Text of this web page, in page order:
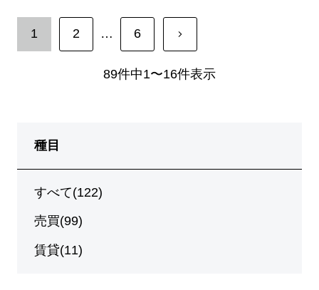
1 2 … 6
89件中1〜16件表示
種目
すべて(122)
売買(99)
賃貸(11)